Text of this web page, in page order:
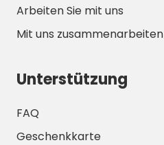
Arbeiten Sie mit uns
Mit uns zusammenarbeiten
Unterstützung
FAQ
Geschenkkarte